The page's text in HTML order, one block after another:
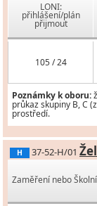
LONI:
přihlášení/plán
přijmout
105 / 24
Poznámky k oboru:
průkaz skupiny B, C
prostředí.
H 37-52-H/01
Zaměření nebo